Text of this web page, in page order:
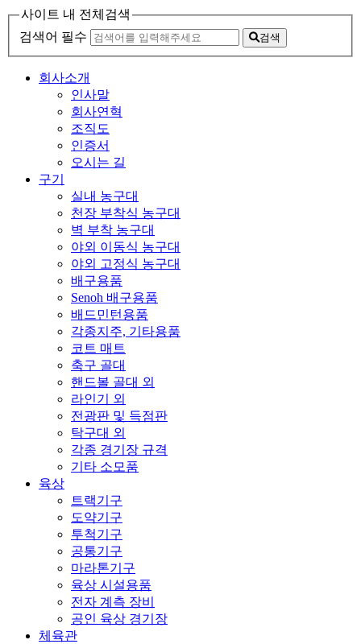
사이트 내 전체검색
검색어 필수
검색
회사소개
인사말
회사연혁
조직도
인증서
오시는 길
구기
실내 농구대
천장 부착식 농구대
벽 부착 농구대
야외 이동식 농구대
야외 고정식 농구대
배구용품
Senoh 배구용품
배드민턴용품
각종지주, 기타용품
코트 매트
축구 골대
핸드볼 골대 외
라인기 외
전광판 및 득점판
탁구대 외
각종 경기장 규격
기타 소모품
육상
트랙기구
도약기구
투척기구
공통기구
마라톤기구
육상 시설용품
전자 계측 장비
공인 육상 경기장
체육관